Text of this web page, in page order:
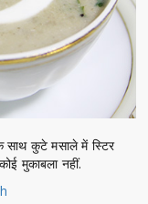
कुटे मसाले में स्टिर
मुकाबला नहीं.